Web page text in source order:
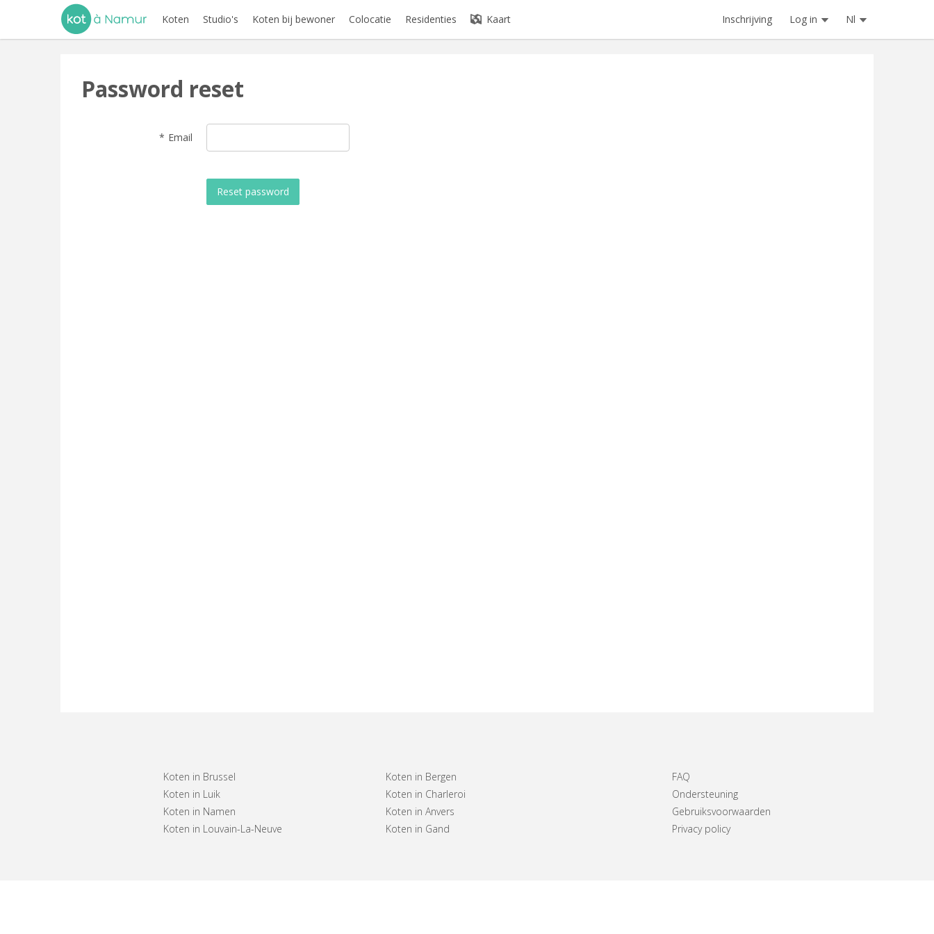
Koten Studio's Koten bij bewoner Colocatie Residenties Kaart Inschrijving Log in Nl
Password reset
Email
Reset password
Koten in Brussel
Koten in Luik
Koten in Namen
Koten in Louvain-La-Neuve
Koten in Bergen
Koten in Charleroi
Koten in Anvers
Koten in Gand
FAQ
Ondersteuning
Gebruiksvoorwaarden
Privacy policy